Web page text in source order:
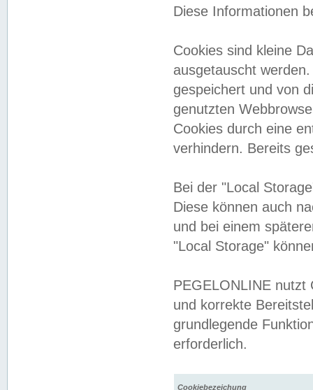
Diese Informationen
Cookies sind kleine
ausgetauscht
gespeichert und von
genutzten
Cookies durch eine
verhindern. Bereits
Bei der "Local
Diese können auch
und bei einem
"Local Storage"
PEGELONLINE nutzt
und korrekte
grundlegende
erforderlich.
Cookiebezeichung